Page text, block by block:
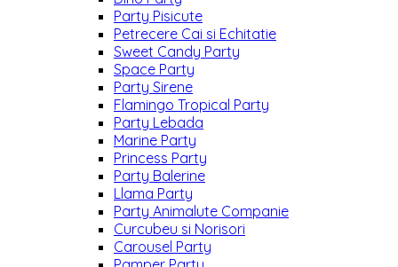
Party Pisicute
Petrecere Cai si Echitatie
Sweet Candy Party
Space Party
Party Sirene
Flamingo Tropical Party
Party Lebada
Marine Party
Princess Party
Party Balerine
Llama Party
Party Animalute Companie
Curcubeu si Norisori
Carousel Party